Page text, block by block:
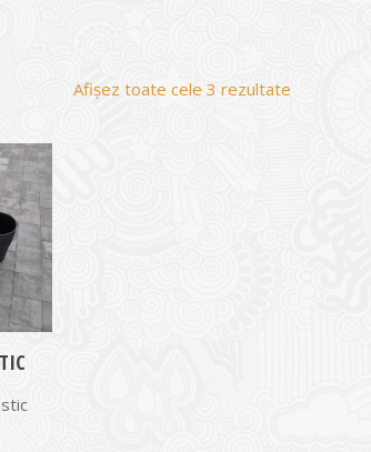
Afișez toate cele 3 rezultate